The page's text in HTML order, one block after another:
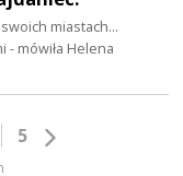
miastach...
- mówiła Helena
5